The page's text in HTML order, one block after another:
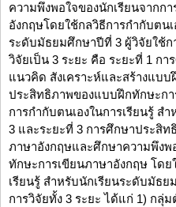
ความพึงพอใจของนักเรียนจากก
อังกฤษโดยใช้กลวิธีการกำกับตน
ระดับมัธยมศึกษาปีที่ 3 ผู้วิจัยใช้
วิจัยเป็น 3 ระยะ คือ ระยะที่ 1 ก
แนวคิด สังเคราะห์และสร้างแบ
ประสิทธิภาพของแบบฝึกทักษะก
การกำกับตนเองในการเรียนรู้
3 และระยะที่ 3 การศึกษาประสิ
ภาษาอังกฤษและศึกษาความพึงพ
ทักษะการเขียนภาษาอังกฤษ โดย
เรียนรู้ สำหรับนักเรียนระดับมัธ
การวิจัยทั้ง 3 ระยะ ได้แก่ 1) กลุ่